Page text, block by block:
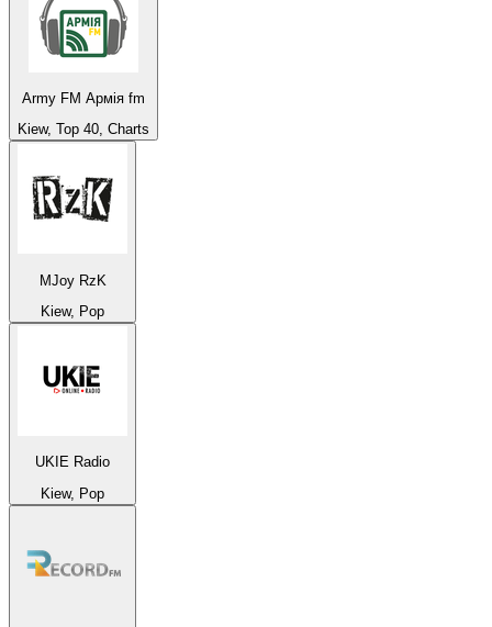
Army FM Армія fm
Kiew, Top 40, Charts
MJoy RzK
Kiew, Pop
UKIE Radio
Kiew, Pop